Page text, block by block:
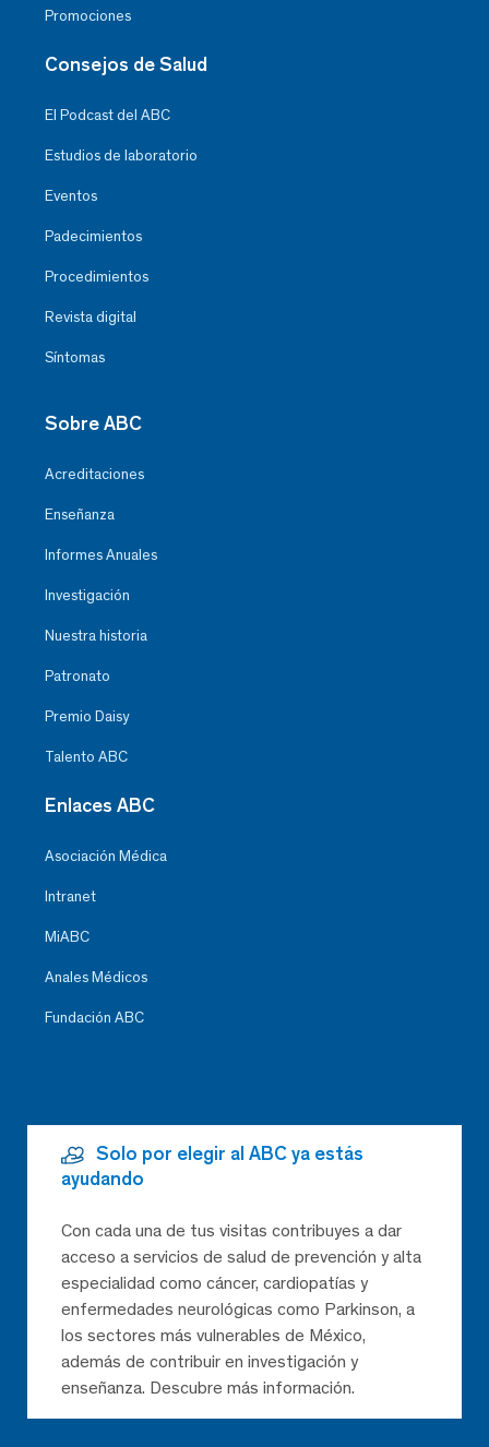
Promociones
Consejos de Salud
El Podcast del ABC
Estudios de laboratorio
Eventos
Padecimientos
Procedimientos
Revista digital
Síntomas
Sobre ABC
Acreditaciones
Enseñanza
Informes Anuales
Investigación
Nuestra historia
Patronato
Premio Daisy
Talento ABC
Enlaces ABC
Asociación Médica
Intranet
MiABC
Anales Médicos
Fundación ABC
Solo por elegir al ABC ya estás
ayudando
Con cada una de tus visitas contribuyes a dar
acceso a servicios de salud de prevención y alta
especialidad como cáncer, cardiopatías y
enfermedades neurológicas como Parkinson, a
los sectores más vulnerables de México,
además de contribuir en investigación y
enseñanza. Descubre más información.